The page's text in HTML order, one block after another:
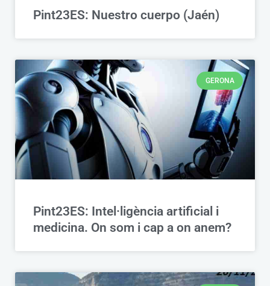
Pint23ES: Nuestro cuerpo (Jaén)
GERONA
Pint23ES: Intel·ligència artificial i
medicina. On som i cap a on anem?